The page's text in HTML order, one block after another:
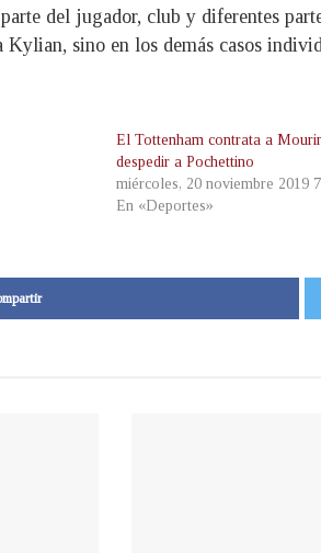
del jugador, club y diferentes
sino en los demás casos
El Tottenham contrata a
despedir a Pochettino
miércoles, 20 noviembre 2019
En «Deportes»